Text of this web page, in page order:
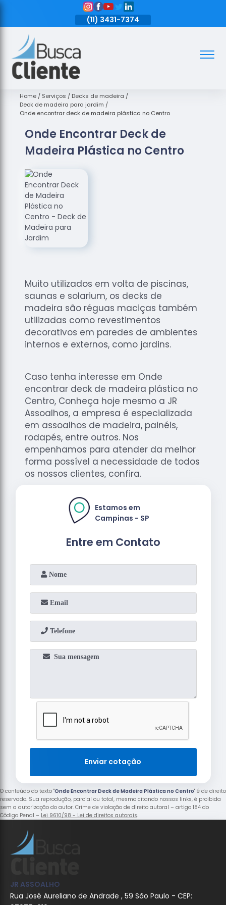
(11) 3431-7374
Assoalhos
de Madeira
Decks de
Empresas
de
de Madeira
Loja de
Assoalhos
Raspagem
de
Assoalhos
Raspagem
de Tacos
de
Madeiras
Raspagens
de Pisos
Madeiras
Home Serviços
Decks de madeira
Deck de madeira para jardim
Onde encontrar deck de madeira plástica no Centro
Onde Encontrar Deck de
Madeira Plástica no Centro
Muito utilizados em volta de piscinas,
saunas e solarium, os decks de
madeira são réguas maciças também
utilizadas como revestimentos
decorativos em paredes de ambientes
internos e externos, como jardins.
Caso tenha interesse em Onde
encontrar deck de madeira plástica no
Centro, Conheça hoje mesmo a JR
Assoalhos, a empresa é especializada
em assoalhos de madeira, painéis,
rodapés, entre outros. Nos
empenhamos para atender da melhor
forma possível a necessidade de todos
os nossos clientes, confira.
Entre em Contato
Estamos em
Campinas - SP
Enviar cotação
O conteúdo do texto "Onde Encontrar Deck de Madeira Plástica no Centro" é de direito
reservado. Sua reprodução, parcial ou total, mesmo citando nossos links, é proibida
sem a autorização do autor. Crime de violação de direito autoral – artigo 184 do
Código Penal – Lei 9610/98 - Lei de direitos autorais.
JR ASSOALHO
Rua José Aureliano de Andrade , 59 São Paulo - CEP: